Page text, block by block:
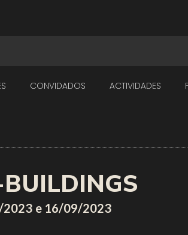
CONVIDADOS ACTIVIDADES
e 16/09/2023